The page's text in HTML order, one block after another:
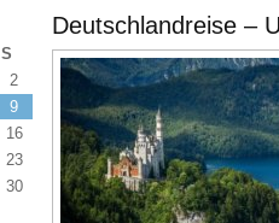
Deutschlandreise –
S
2
9
16
23
30